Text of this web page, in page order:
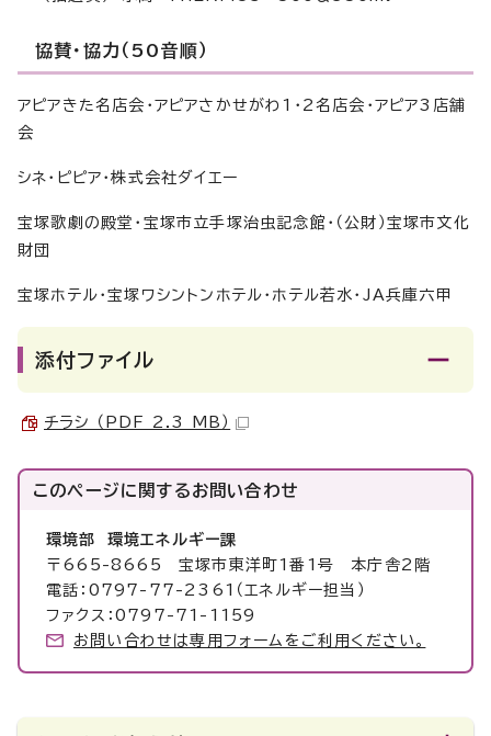
協賛・協力（50音順）
アピアきた名店会・アピアさかせがわ1・2名店会・アピア3店舗
会
シネ・ピピア・株式会社ダイエー
宝塚歌劇の殿堂・宝塚市立手塚治虫記念館・（公財）宝塚市文化
財団
宝塚ホテル・宝塚ワシントンホテル・ホテル若水・JA兵庫六甲
添付ファイル
チラシ （PDF 2.3 MB）
このページに関するお問い合わせ
環境部 環境エネルギー課
〒665-8665 宝塚市東洋町1番1号 本庁舎2階
電話：0797-77-2361（エネルギー担当）
ファクス：0797-71-1159
お問い合わせは専用フォームをご利用ください。